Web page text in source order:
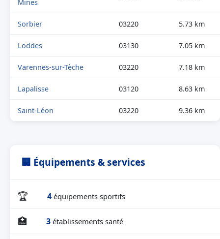
Mines
Sorbier 03220 5.73 km
Loddes 03130 7.05 km
Varennes-sur-Tèche 03220 7.18 km
Lapalisse 03120 8.63 km
Saint-Léon 03220 9.36 km
🏢 Équipements & services
🏆 4 équipements sportifs
🏥 3 établissements santé